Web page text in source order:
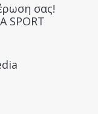
σας!
SPORT